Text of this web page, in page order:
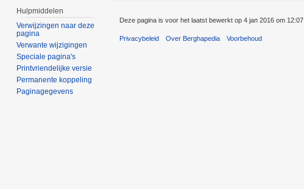
Hulpmiddelen
Verwijzingen naar deze
pagina
Verwante wijzigingen
Speciale pagina's
Printvriendelijke versie
Permanente koppeling
Paginagegevens
Deze pagina is voor het laatst bewerkt op 4 jan 2016 om 12:07.
Privacybeleid Over Berghapedia Voorbehoud